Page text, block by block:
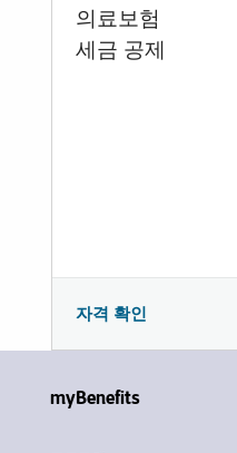
의료보험
세금 공제
자격 확인
myBenefits